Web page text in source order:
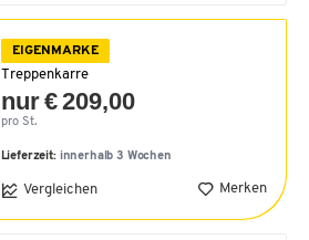
EIGENMARKE
Treppenkarre
nur € 209,00
pro St.
Lieferzeit: innerhalb 3 Wochen
Vergleichen Merken